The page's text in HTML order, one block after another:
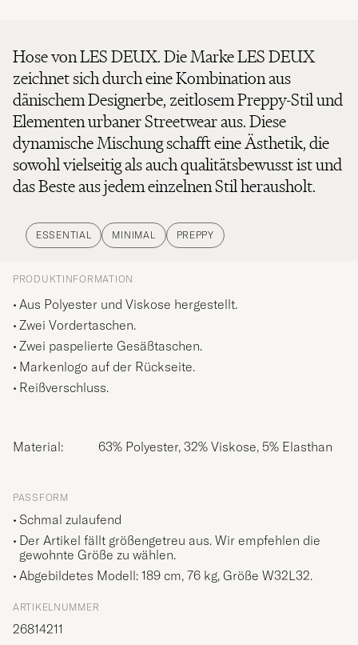
Hose von LES DEUX. Die Marke LES DEUX
zeichnet sich durch eine Kombination aus
dänischem Designerbe, zeitlosem Preppy-Stil und
Elementen urbaner Streetwear aus. Diese
dynamische Mischung schafft eine Ästhetik, die
sowohl vielseitig als auch qualitätsbewusst ist und
das Beste aus jedem einzelnen Stil herausholt.
ESSENTIAL MINIMAL PREPPY
PRODUKTINFORMATION
Aus Polyester und Viskose hergestellt.
Zwei Vordertaschen.
Zwei paspelierte Gesäßtaschen.
Markenlogo auf der Rückseite.
Reißverschluss.
Material: 63% Polyester, 32% Viskose, 5% Elasthan
PASSFORM
Schmal zulaufend
Der Artikel fällt größengetreu aus. Wir empfehlen die
gewohnte Größe zu wählen.
Abgebildetes Modell: 189 cm, 76 kg, Größe W32L32.
ARTIKELNUMMER
26814211